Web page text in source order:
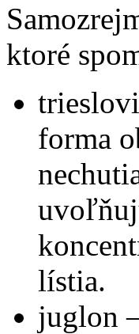
ktoré
forma
lístia.
juglon